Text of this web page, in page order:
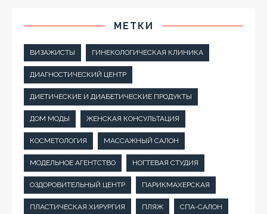
МЕТКИ
ВИЗАЖИСТЫ ГИНЕКОЛОГИЧЕСКАЯ КЛИНИКА
ДИАГНОСТИЧЕСКИЙ ЦЕНТР
ДИЕТИЧЕСКИЕ И ДИАБЕТИЧЕСКИЕ ПРОДУКТЫ
ДОМ МОДЫ ЖЕНСКАЯ КОНСУЛЬТАЦИЯ
КОСМЕТОЛОГИЯ МАССАЖНЫЙ САЛОН
МОДЕЛЬНОЕ АГЕНТСТВО НОГТЕВАЯ СТУДИЯ
ОЗДОРОВИТЕЛЬНЫЙ ЦЕНТР ПАРИКМАХЕРСКАЯ
ПЛАСТИЧЕСКАЯ ХИРУРГИЯ ПЛЯЖ СПА-САЛОН